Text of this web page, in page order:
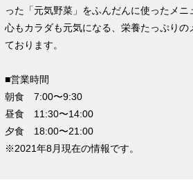
った「元気野菜」をふんだんに使ったメニ
心もカラダも元気になる、栄養たっぷりの
ております。
■営業時間
朝食 7:00〜9:30
昼食 11:30〜14:00
夕食 18:00〜21:00
※2021年8月現在の情報です。